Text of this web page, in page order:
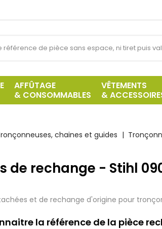
AFFÛTAGE
& CONSOMMABLES
VÊTEMENTS
&
chaines et guides
de rechange - Stihl
et de rechange d'origine pour
la référence de la pièce